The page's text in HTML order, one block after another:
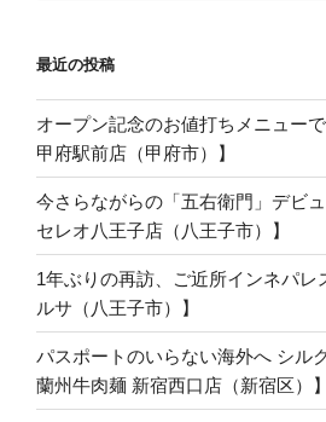
最近の投稿
オープン記念のお値打ちメニュー
甲府駅前店（甲府市）】
今さらながらの「五右衛門」デビ
セレオ八王子店（八王子市）】
1年ぶりの再訪、ご近所インネパレ
ルサ（八王子市）】
パスポートのいらない海外へ シル
蘭州牛肉麺 新宿西口店（新宿区）】